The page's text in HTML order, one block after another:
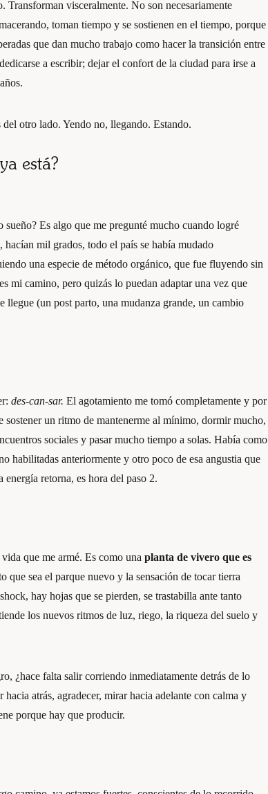
Transforman visceralmente. No son necesariamente
toman tiempo y se sostienen en el tiempo, porque
que dan mucho trabajo como hacer la transición entre
a escribir; dejar el confort de la ciudad para irse a
otro lado. Yendo no, llegando. Estando.
está?
Es algo que me pregunté mucho cuando logré
hacían mil grados, todo el país se había mudado
una especie de método orgánico, que fue fluyendo sin
mi camino, pero quizás lo puedan adaptar una vez que
llegue (un post parto, una mudanza grande, un cambio
des-can-sar. El agotamiento me tomó completamente y por
sostener un ritmo de mantenerme al mínimo, dormir mucho,
sociales y pasar mucho tiempo a solas. Había como
habilitadas anteriormente y otro poco de esa angustia que
retorna, es hora del paso 2.
que me armé. Es como una planta de vivero que es
que sea el parque nuevo y la sensación de tocar tierra
hay hojas que se pierden, se trastabilla ante tanto
los nuevos ritmos de luz, riego, la riqueza del suelo y
¿hace falta salir corriendo inmediatamente detrás de lo
atrás, agradecer, mirar hacia adelante con calma y
porque hay que producir.